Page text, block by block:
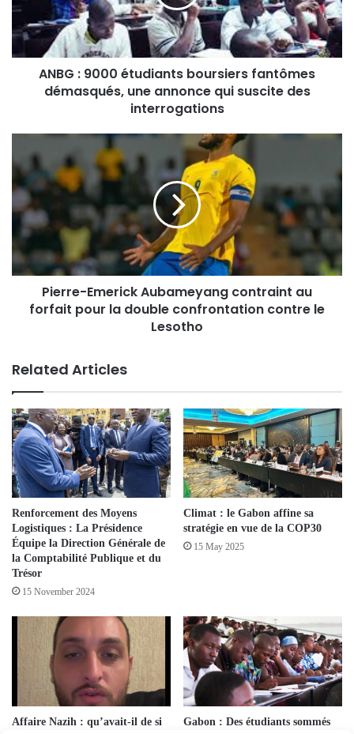
ANBG : 9000 étudiants boursiers fantômes
démasqués, une annonce qui suscite des
interrogations
Pierre-Emerick Aubameyang contraint au
forfait pour la double confrontation contre le
Lesotho
Related Articles
Renforcement des Moyens
Logistiques : La Présidence
Équipe la Direction Générale de
la Comptabilité Publique et du
Trésor
15 November 2024
Climat : le Gabon affine sa
stratégie en vue de la COP30
15 May 2025
Affaire Nazih : qu’avait-il de si
Gabon : Des étudiants sommés